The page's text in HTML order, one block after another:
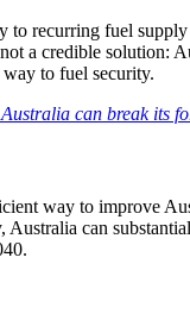
to recurring fuel
a credible solution:
foreign fuel dependence​​​​‌
way to improve
can